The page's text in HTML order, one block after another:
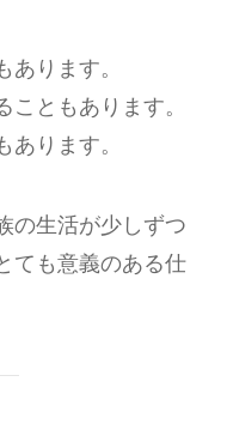
ります。
ともあります。
ります。
の生活が少しずつ
ても意義のある仕